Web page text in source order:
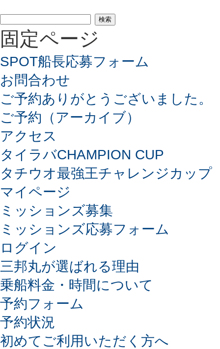
検
索:
固定ページ
SPOT船長応募フォーム
お問合わせ
ご予約ありがとうございました。
ご予約（アーカイブ）
アクセス
タイラバCHAMPION CUP
タチウオ最強王チャレンジカップ
マイページ
ミッションズ募集
ミッションズ応募フォーム
ログイン
三邦丸が選ばれる理由
乗船料金・時間について
予約フォーム
予約状況
初めてご利用いただく方へ